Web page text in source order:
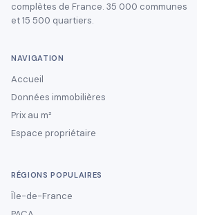
complètes de France. 35 000 communes
et 15 500 quartiers.
NAVIGATION
Accueil
Données immobilières
Prix au m²
Espace propriétaire
RÉGIONS POPULAIRES
Île-de-France